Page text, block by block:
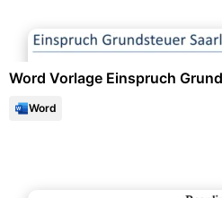
Word Vorlage Einspruch
Word